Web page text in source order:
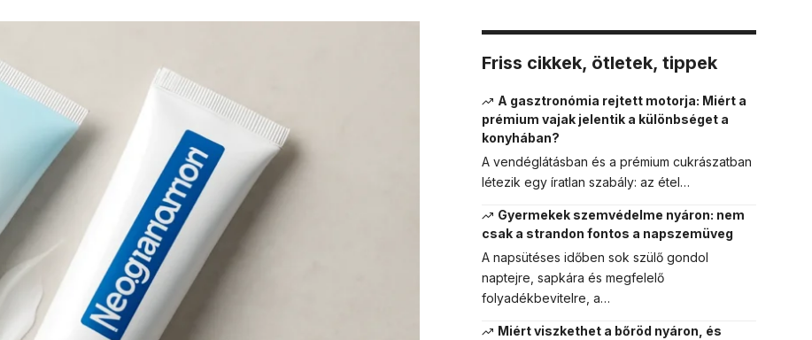
Friss cikkek, ötletek, tippek
A gasztronómia rejtett motorja: Miért a
prémium vajak jelentik a különbséget a
konyhában?
A vendéglátásban és a prémium cukrászatban
létezik egy íratlan szabály: az étel…
Gyermekek szemvédelme nyáron: nem
csak a strandon fontos a napszemüveg
A napsütéses időben sok szülő gondol
naptejre, sapkára és megfelelő
folyadékbevitelre, a…
Miért viszkethet a bőröd nyáron, és